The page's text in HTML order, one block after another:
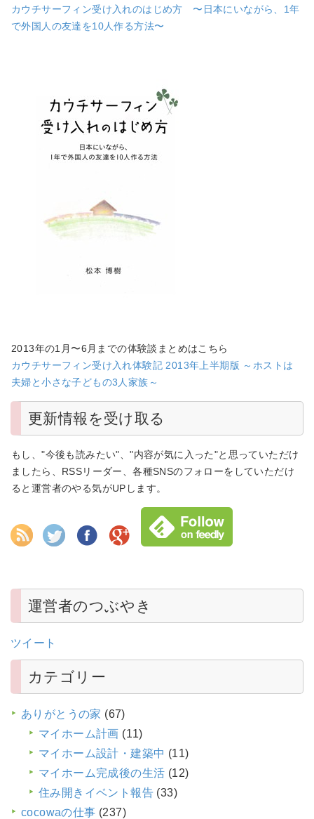
カウチサーフィン受け入れのはじめ方 〜日本にいながら、1年
で外国人の友達を10人作る方法〜
2013年の1月〜6月までの体験談まとめはこちら
カウチサーフィン受け入れ体験記 2013年上半期版 ～ホストは
夫婦と小さな子どもの3人家族～
更新情報を受け取る
もし、"今後も読みたい"、"内容が気に入った"と思っていただけ
ましたら、RSSリーダー、各種SNSのフォローをしていただけ
ると運営者のやる気がUPします。
運営者のつぶやき
ツイート
カテゴリー
ありがとうの家 (67)
マイホーム計画 (11)
マイホーム設計・建築中 (11)
マイホーム完成後の生活 (12)
住み開きイベント報告 (33)
cocowaの仕事 (237)